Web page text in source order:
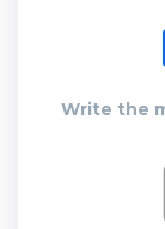
Write the